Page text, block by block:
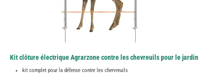
Kit clôture électrique Agrarzone contre les chevreuils pour le jardin
kit complet pour la défense contre les chervreuils